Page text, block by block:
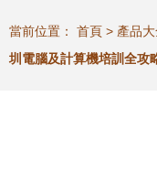
當前位置： 首頁 > 產品
圳電腦及計算機培訓全攻